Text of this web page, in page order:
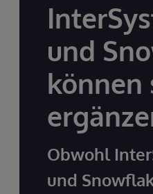
und
können
Obwohl
und